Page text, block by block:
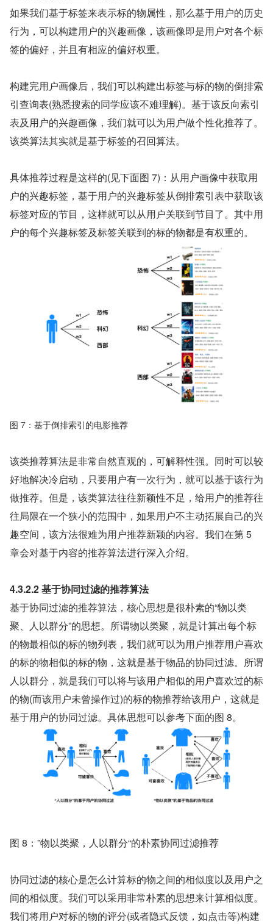
如果我们基于标签来表示标的物属性，那么基于用户的历史
行为，可以构建用户的兴趣画像，该画像即是用户对各个标
签的偏好，并且有相应的偏好权重。
构建完用户画像后，我们可以构建出标签与标的物的倒排索
引查询表(熟悉搜索的同学应该不难理解)。基于该反向索引
表及用户的兴趣画像，我们就可以为用户做个性化推荐了。
该类算法其实就是基于标签的召回算法。
具体推荐过程是这样的(见下面图 7)：从用户画像中获取用
户的兴趣标签，基于用户的兴趣标签从倒排索引表中获取该
标签对应的节目，这样就可以从用户关联到节目了。其中用
户的每个兴趣标签及标签关联到的标的物都是有权重的。
图 7：基于倒排索引的电影推荐
该类推荐算法是非常自然直观的，可解释性强。同时可以较
好地解决冷启动，只要用户有一次行为，就可以基于该行为
做推荐。但是，该类算法往往新颖性不足，给用户的推荐往
往局限在一个狭小的范围中，如果用户不主动拓展自己的兴
趣空间，该方法很难为用户推荐新颖的内容。我们在第 5
章会对基于内容的推荐算法进行深入介绍。
4.3.2.2 基于协同过滤的推荐算法
基于协同过滤的推荐算法，核心思想是很朴素的“物以类
聚、人以群分”的思想。所谓物以类聚，就是计算出每个标
的物最相似的标的物列表，我们就可以为用户推荐用户喜欢
的标的物相似的标的物，这就是基于物品的协同过滤。所谓
人以群分，就是我们可以将与该用户相似的用户喜欢过的标
的物(而该用户未曾操作过)的标的物推荐给该用户，这就是
基于用户的协同过滤。具体思想可以参考下面的图 8。
图 8：”物以类聚，人以群分“的朴素协同过滤推荐
协同过滤的核心是怎么计算标的物之间的相似度以及用户之
间的相似度。我们可以采用非常朴素的思想来计算相似度。
我们将用户对标的物的评分(或者隐式反馈，如点击等)构建